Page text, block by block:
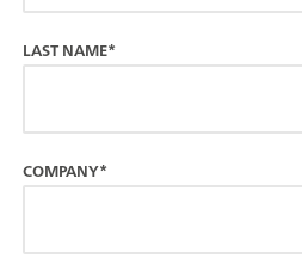
LAST NAME*
COMPANY*